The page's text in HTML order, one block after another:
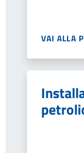
VAI ALLA